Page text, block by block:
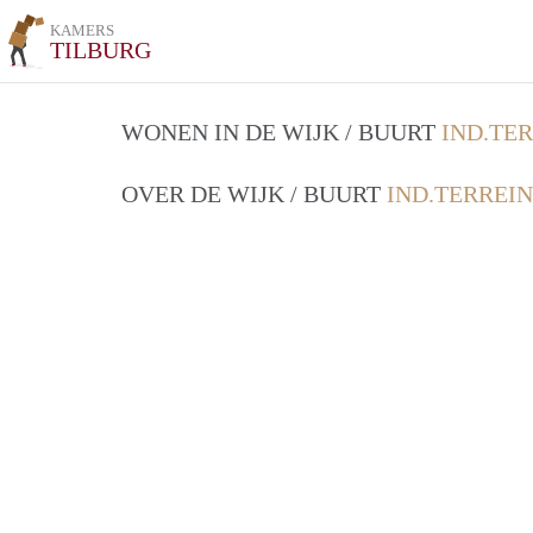
KAMERS
TILBURG
WONEN IN DE WIJK / BUURT
OVER DE WIJK / BUURT